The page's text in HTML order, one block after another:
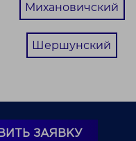
Михановичский
Шершунский
ЗАЯВКУ